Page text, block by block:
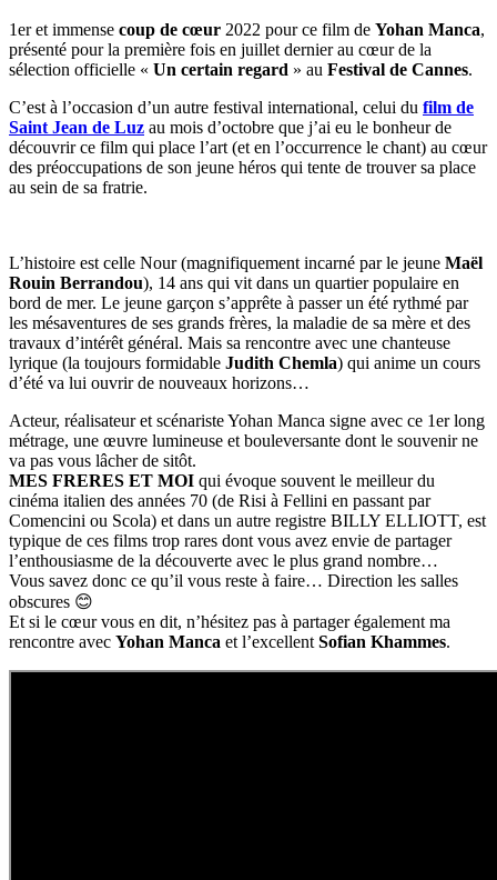
1er et immense coup de cœur 2022 pour ce film de Yohan Manca,
présenté pour la première fois en juillet dernier au cœur de la
sélection officielle « Un certain regard » au Festival de Cannes.
C’est à l’occasion d’un autre festival international, celui du film de
Saint Jean de Luz au mois d’octobre que j’ai eu le bonheur de
découvrir ce film qui place l’art (et en l’occurrence le chant) au cœur
des préoccupations de son jeune héros qui tente de trouver sa place
au sein de sa fratrie.
L’histoire est celle Nour (magnifiquement incarné par le jeune Maël
Rouin Berrandou), 14 ans qui vit dans un quartier populaire en
bord de mer. Le jeune garçon s’apprête à passer un été rythmé par
les mésaventures de ses grands frères, la maladie de sa mère et des
travaux d’intérêt général. Mais sa rencontre avec une chanteuse
lyrique (la toujours formidable Judith Chemla) qui anime un cours
d’été va lui ouvrir de nouveaux horizons…
Acteur, réalisateur et scénariste Yohan Manca signe avec ce 1er long
métrage, une œuvre lumineuse et bouleversante dont le souvenir ne
va pas vous lâcher de sitôt.
MES FRERES ET MOI qui évoque souvent le meilleur du
cinéma italien des années 70 (de Risi à Fellini en passant par
Comencini ou Scola) et dans un autre registre BILLY ELLIOTT, est
typique de ces films trop rares dont vous avez envie de partager
l’enthousiasme de la découverte avec le plus grand nombre…
Vous savez donc ce qu’il vous reste à faire… Direction les salles
obscures 😊
Et si le cœur vous en dit, n’hésitez pas à partager également ma
rencontre avec Yohan Manca et l’excellent Sofian Khammes.